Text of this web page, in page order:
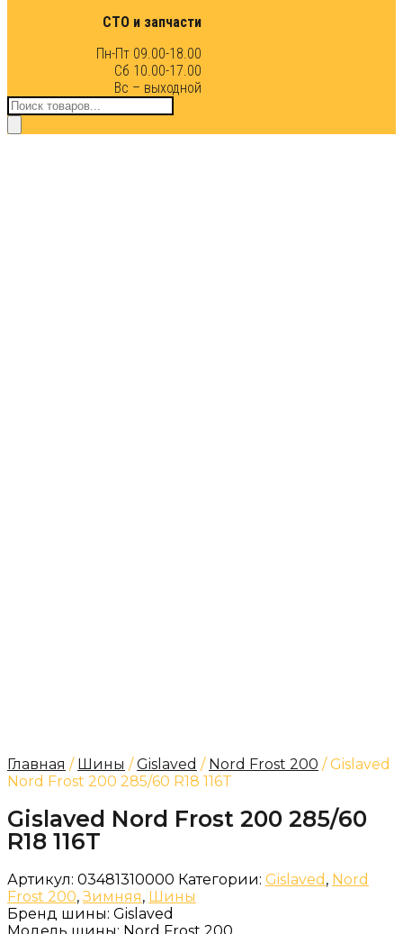
СТО и запчасти
Пн-Пт 09.00-18.00
Сб 10.00-17.00
Вс – выходной
Поиск
товаров
Главная / Шины /Gislaved / Nord Frost 200 / Gislaved
Nord Frost 200 285/60 R18 116T
Gislaved Nord Frost 200 285/60
R18 116T
Артикул: 03481310000 Категории: Gislaved , Nord
Frost 200,Зимняя, Шины
Бренд шины: Gislaved